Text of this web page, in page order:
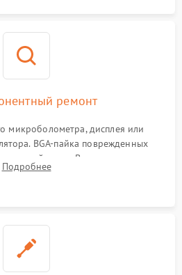
ремонт
микроболометра, дисплея или
BGA-пайка поврежденных
плате. Восстановление
поврежденных элементов
Подробнее